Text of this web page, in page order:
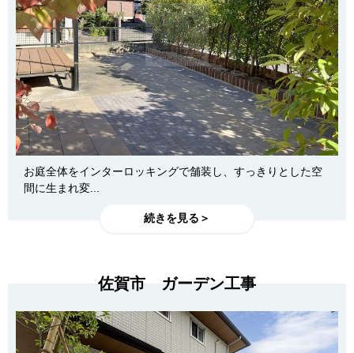
お庭全体をインターロッキングで舗装し、すっきりとした空
間に生まれ変...
続きを見る＞
佐賀市 ガーデン工事